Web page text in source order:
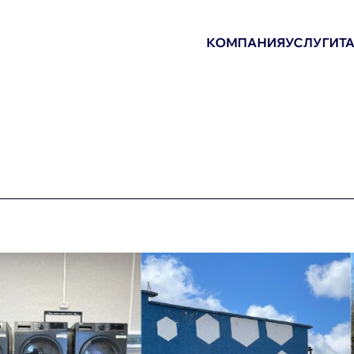
КОМПАНИЯУСЛУГИ